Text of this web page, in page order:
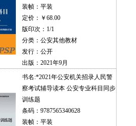
装帧：平装
定价：￥68.00
版印次：1/1
分类：公安其他教材
发行：公开
出版：2021年9月
书名:*2021年公安机关招录人民警
察考试辅导读本 公安专业科目同步
训练题
条码：9787565340628
装帧：平装